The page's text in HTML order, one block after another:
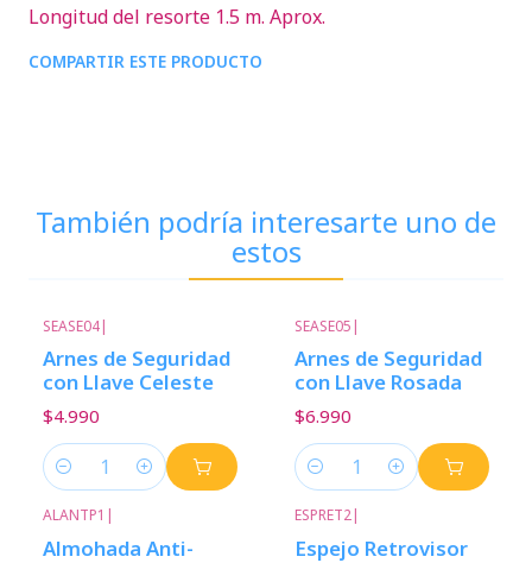
Longitud del resorte 1.5 m. Aprox.
COMPARTIR ESTE PRODUCTO
También podría interesarte uno de
estos
SEASE04|
Arnes de Seguridad
con Llave Celeste
$4.990
Cantidad
SEASE05 |
Arnes de Seguridad
con Llave Rosada
$6.990
Cantidad
ALANTP1 |
Almohada Anti-
ESPRET2|
Espejo Retrovisor